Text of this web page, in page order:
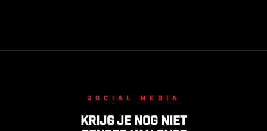
Social media
Krijg je nog niet